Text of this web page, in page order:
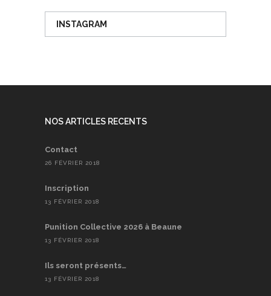
INSTAGRAM
NOS ARTICLES RECENTS
Contact
26 FÉVRIER 2018
Inscription
13 FÉVRIER 2018
Punition Collective 2026 à Beaune
13 FÉVRIER 2018
Ils seront présents…
13 FÉVRIER 2018